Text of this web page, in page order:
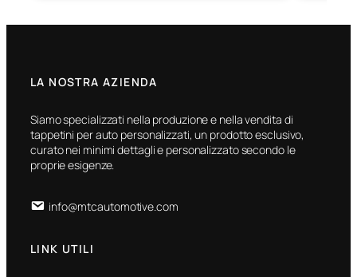
LA NOSTRA AZIENDA
Siamo specializzati nella produzione e nella vendita di
tappetini per auto personalizzati, un prodotto esclusivo,
curato nei minimi dettagli e personalizzato secondo le
proprie esigenze.
info@mtcautomotive.com
LINK UTILI